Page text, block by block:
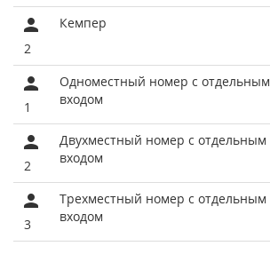
2
Кемпер
1
Одноместный номер с отдельным
входом
2
Двухместный номер с отдельным
входом
3
Трехместный номер с отдельным
входом